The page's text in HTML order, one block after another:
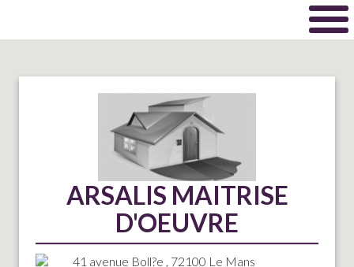
ARSALIS MAITRISE
D'OEUVRE
41 avenue Boll?e , 72100 Le Mans